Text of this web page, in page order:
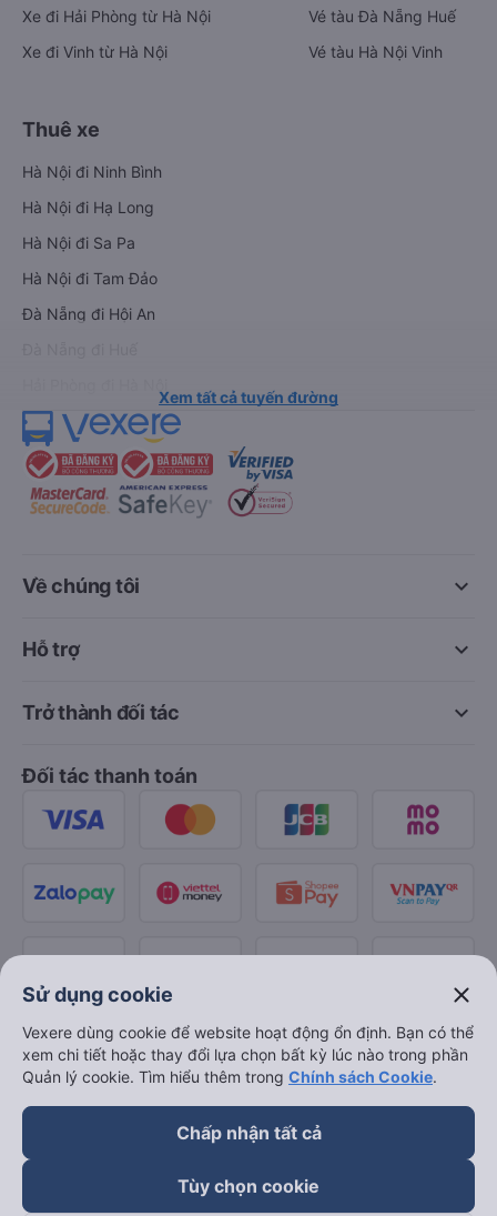
Xe đi Hải Phòng từ Hà Nội
Xe đi Vinh từ Hà Nội
Vé tàu Đà Nẵng Huế
Vé tàu Hà Nội Vinh
Thuê xe
Hà Nội đi Ninh Bình
Hà Nội đi Hạ Long
Hà Nội đi Sa Pa
Hà Nội đi Tam Đảo
Đà Nẵng đi Hội An
Xem tất cả tuyến đường
keyboard_arrow_down
Về chúng tôi
keyboard_arrow_down
Hỗ trợ
keyboard_arrow_down
Trở thành đối tác
Đối tác thanh toán
Sử dụng cookie close
Vexere dùng cookie để website hoạt động ổn định. Bạn có thể
xem chi tiết hoặc thay đổi lựa chọn bất kỳ lúc nào trong phần
Quản lý cookie. Tìm hiểu thêm trong Chính sách Cookie.
Chấp nhận tất cả
Tùy chọn cookie